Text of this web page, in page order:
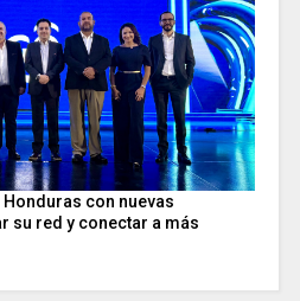
con nuevas
su red y conectar a más